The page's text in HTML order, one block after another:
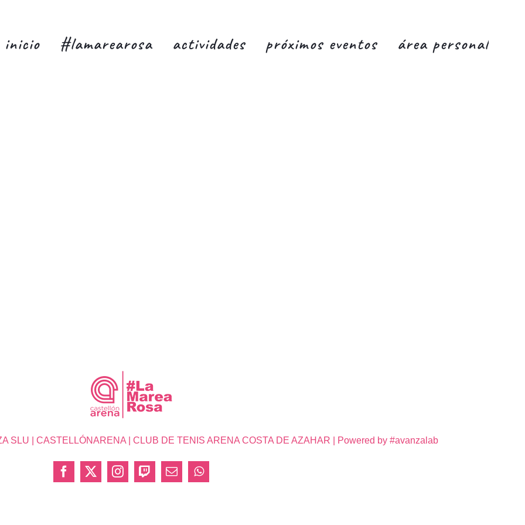
inicio #lamarearosa actividades próximos eventos área personal
| CASTELLÓNARENA | CLUB DE TENIS ARENA COSTA DE AZAHAR | Powered by #avanzalab
Facebook
X InstagramTwitchCorreoWhatsApp